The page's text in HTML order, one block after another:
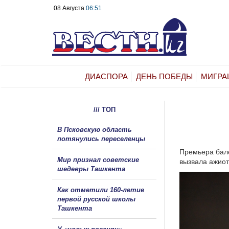
08 Августа 06:51
ДИАСПОРА ДЕНЬ ПОБЕДЫ
Премьера
вызвала
/// ТОП
В Псковскую область
потянулись переселенцы
Мир признал советские
шедевры Ташкента
Как отметили 160-летие
первой русской школы
Ташкента